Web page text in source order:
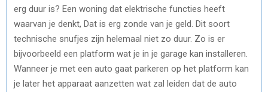
erg duur is? Een woning dat elektrische functies heeft
waarvan je denkt, Dat is erg zonde van je geld. Dit soort
technische snufjes zijn helemaal niet zo duur. Zo is er
bijvoorbeeld een platform wat je in je garage kan installeren.
Wanneer je met een auto gaat parkeren op het platform kan
je later het apparaat aanzetten wat zal leiden dat de auto